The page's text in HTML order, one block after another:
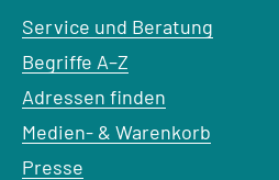
Service und Beratung
Begriffe A–Z
Adressen finden
Medien- & Warenkorb
Presse